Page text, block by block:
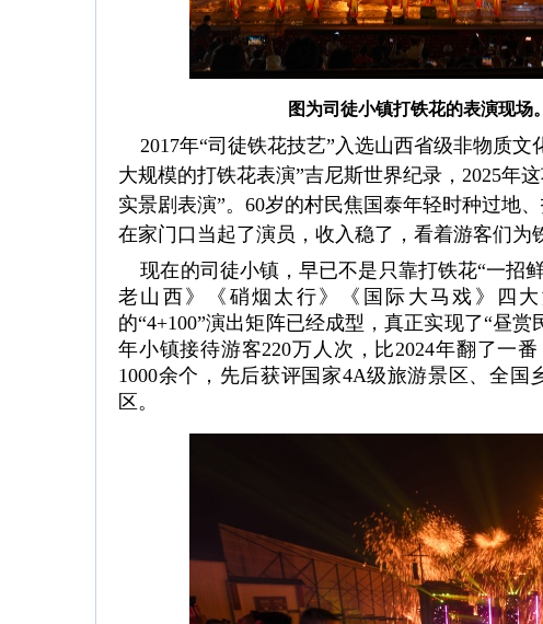
图为司徒小镇打铁花的表演现场
2017年“司徒铁花技艺”入选山西省级非物质文
大规模的打铁花表演”吉尼斯世界纪录，2025年
实景剧表演”。60岁的村民焦国泰年轻时种过地
在家门口当起了演员，收入稳了，看着游客们为
现在的司徒小镇，早已不是只靠打铁花“一招
老山西》《硝烟太行》《国际大马戏》四
的“4+100”演出矩阵已经成型，真正实现了“昼
年小镇接待游客220万人次，比2024年翻了一
1000余个，先后获评国家4A级旅游景区、全
区。